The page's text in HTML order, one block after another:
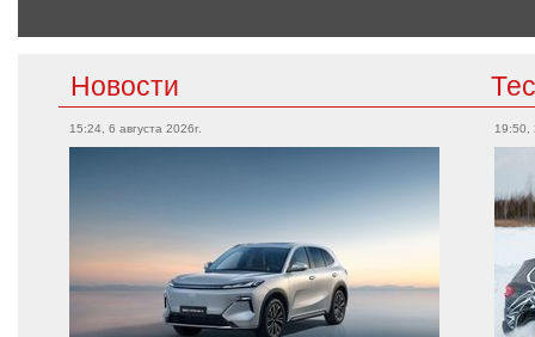
Новости
15:24, 6 августа 2026г. 19:50,